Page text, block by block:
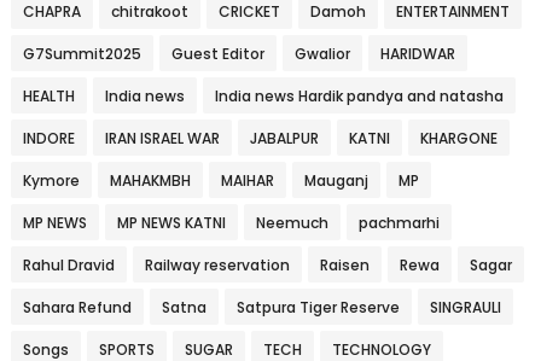
CHAPRA chitrakoot CRICKET Damoh ENTERTAINMENT
G7Summit2025 Guest Editor Gwalior HARIDWAR
HEALTH India news India news Hardik pandya and natasha
INDORE IRAN ISRAEL WAR JABALPUR KATNI KHARGONE
Kymore MAHAKMBH MAIHAR Mauganj MP
MP NEWS MP NEWS KATNI Neemuch pachmarhi
Rahul Dravid Railway reservation Raisen Rewa Sagar
Sahara Refund Satna Satpura Tiger Reserve SINGRAULI
Songs SPORTS SUGAR TECH TECHNOLOGY